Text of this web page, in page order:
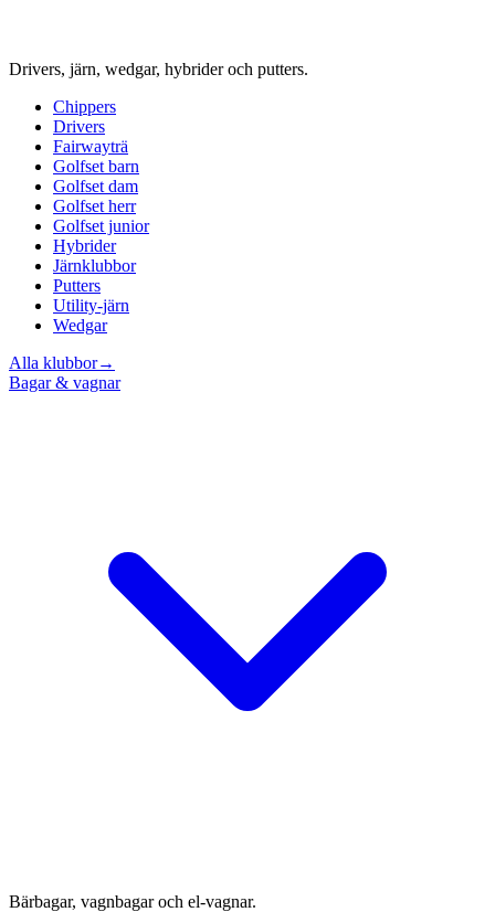
Drivers, järn, wedgar, hybrider och putters.
Chippers
Drivers
Fairwayträ
Golfset barn
Golfset dam
Golfset herr
Golfset junior
Hybrider
Järnklubbor
Putters
Utility-järn
Wedgar
Alla klubbor→
Bagar & vagnar
Bärbagar, vagnbagar och el-vagnar.